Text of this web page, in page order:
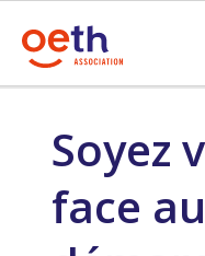
Soyez
face